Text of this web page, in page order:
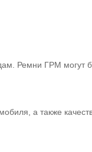
Ремни ГРМ могут
а также